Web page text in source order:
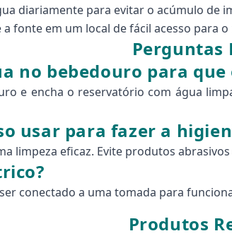
diariamente para evitar o acúmulo de
a fonte em um local de fácil acesso para
Perguntas
no bebedouro para
e encha o reservatório com água
usar para fazer a
limpeza eficaz. Evite produtos
conectado a uma tomada para
Produtos